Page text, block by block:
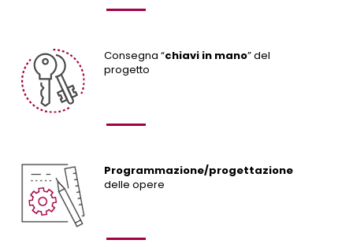
Consegna “chiavi in mano” del
progetto
Programmazione/progettazione
delle opere